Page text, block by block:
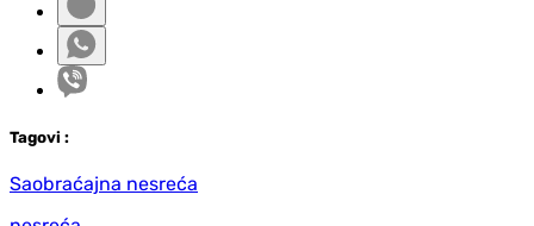
Tagovi :
Saobraćajna nesreća